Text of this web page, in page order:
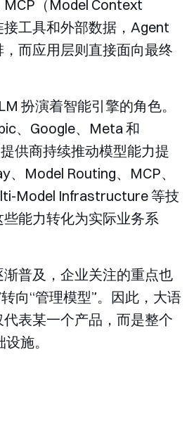
（Model Context
工具和外部数据，Agent
而应用层则直接面向最终
扮演着智能引擎的角色。
、Google、Meta 和
供商持续推动模型能力提
、Model Routing、MCP、
Model Infrastructure 等技
能力转化为实际业务系
普及，企业关注的重点也
向“管理模型”。因此，大语
表某一个产品，而是整个
施。